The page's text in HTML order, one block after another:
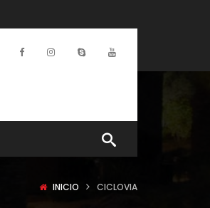
INICIO CICLOVIA